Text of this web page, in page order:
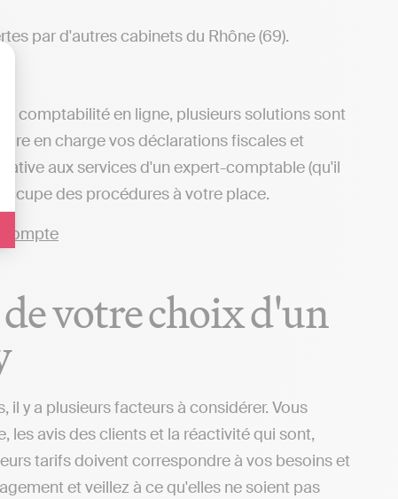
vos Options
par d'autres cabinets du Rhône (69).
comptabilité en ligne, plusieurs solutions sont
en charge vos déclarations fiscales et
aux services d'un expert-comptable (qu'il
des procédures à votre place.
votre choix d'un
y a plusieurs facteurs à considérer. Vous
les avis des clients et la réactivité qui sont,
tarifs doivent correspondre à vos besoins et
et veillez à ce qu'elles ne soient pas